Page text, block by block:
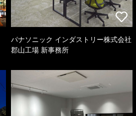
パナソニック インダストリー株式会社
郡山工場 新事務所